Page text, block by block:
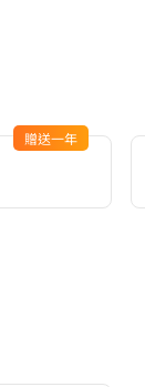
贈送一年